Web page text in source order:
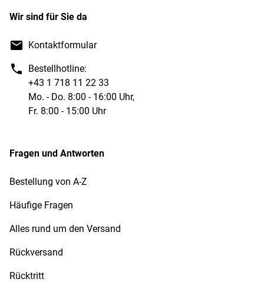
Wir sind für Sie da
Kontaktformular
Bestellhotline:
+43 1 718 11 22 33
Mo. - Do. 8:00 - 16:00 Uhr,
Fr. 8:00 - 15:00 Uhr
Fragen und Antworten
Bestellung von A-Z
Häufige Fragen
Alles rund um den Versand
Rückversand
Rücktritt